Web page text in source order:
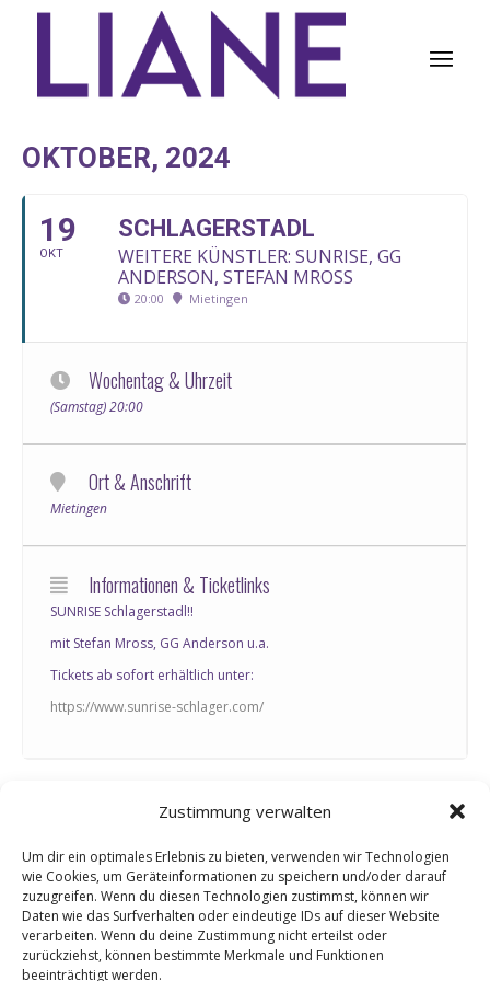
Zustimmung verwalten
Um dir ein optimales Erlebnis zu bieten, verwenden wir Technologien
wie Cookies, um Geräteinformationen zu speichern und/oder darauf
zuzugreifen. Wenn du diesen Technologien zustimmst, können wir
Daten wie das Surfverhalten oder eindeutige IDs auf dieser Website
verarbeiten. Wenn du deine Zustimmung nicht erteilst oder
zurückziehst, können bestimmte Merkmale und Funktionen
beeinträchtigt werden.
OKTOBER, 2024
19
OKT
SCHLAGERSTADL
WEITERE KÜNSTLER: SUNRISE, GG
ANDERSON, STEFAN MROSS
20:00 Mietingen
Wochentag & Uhrzeit
(Samstag) 20:00
Ort & Anschrift
Mietingen
Informationen & Ticketlinks
SUNRISE Schlagerstadl!!
mit Stefan Mross, GG Anderson u.a.
Tickets ab sofort erhältlich unter:
https://www.sunrise-schlager.com/
0
KOMMENTARE
Hinterlasse einen Kommentar